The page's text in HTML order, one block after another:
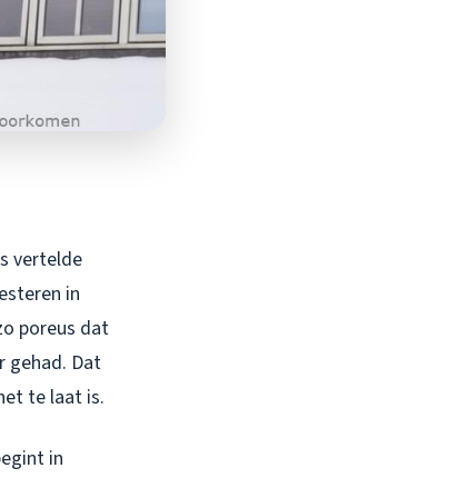
vertelde
in
poreus dat
gehad. Dat
te laat is.
in